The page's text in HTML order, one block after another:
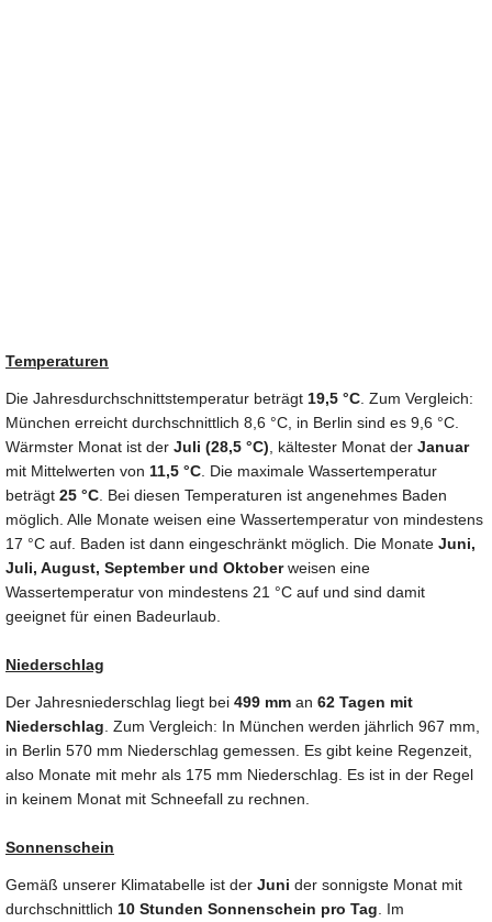
Temperaturen
Die Jahresdurchschnittstemperatur beträgt 19,5 °C. Zum Vergleich:
München erreicht durchschnittlich 8,6 °C, in Berlin sind es 9,6 °C.
Wärmster Monat ist der Juli (28,5 °C), kältester Monat der Januar
mit Mittelwerten von 11,5 °C. Die maximale Wassertemperatur
beträgt 25 °C. Bei diesen Temperaturen ist angenehmes Baden
möglich. Alle Monate weisen eine Wassertemperatur von mindestens
17 °C auf. Baden ist dann eingeschränkt möglich. Die Monate Juni,
Juli, August, September und Oktoberweisen eine
Wassertemperatur von mindestens 21 °C auf und sind damit
geeignet für einen Badeurlaub.
Niederschlag
Der Jahresniederschlag liegt bei 499 mm an 62 Tagen mit
Niederschlag. Zum Vergleich: In München werden jährlich 967 mm,
in Berlin 570 mm Niederschlag gemessen. Es gibt keine Regenzeit,
also Monate mit mehr als 175 mm Niederschlag. Es ist in der Regel
in keinem Monat mit Schneefall zu rechnen.
Sonnenschein
Gemäß unserer Klimatabelle ist der Juni der sonnigste Monat mit
durchschnittlich 10 Stunden Sonnenschein pro Tag. Im